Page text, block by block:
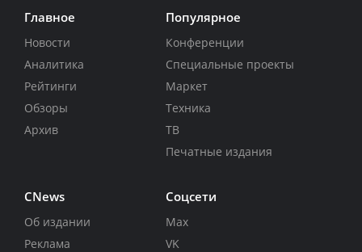
Главное
Новости
Аналитика
Рейтинги
Обзоры
Архив
Популярное
Конференции
Специальные проекты
Маркет
Техника
ТВ
Печатные издания
CNews
Об издании
Реклама
Соцсети
Max
VK